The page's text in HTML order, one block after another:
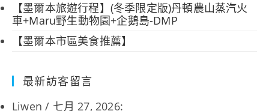
【墨爾本旅遊行程】(冬季限定版)丹頓農山蒸汽火
車+Maru野生動物園+企鵝島-DMP
【墨爾本市區美食推薦】
最新訪客留言
Liwen / 七月 27, 2026: